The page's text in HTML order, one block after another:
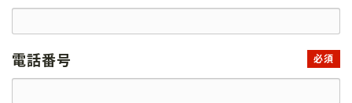
電話番号 必須